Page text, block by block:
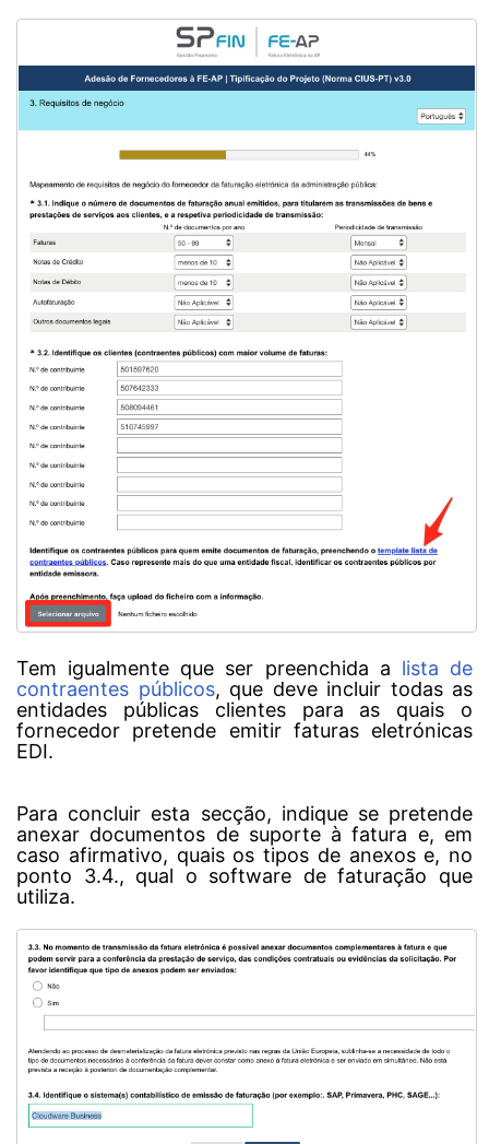
Tem igualmente que ser preenchida a lista de
contraentes públicos, que deve incluir todas as
entidades públicas clientes para as quais o
fornecedor pretende emitir faturas eletrónicas
EDI.
Para concluir esta secção, indique se pretende
anexar documentos de suporte à fatura e, em
caso afirmativo, quais os tipos de anexos e, no
ponto 3.4., qual o software de faturação que
utiliza.